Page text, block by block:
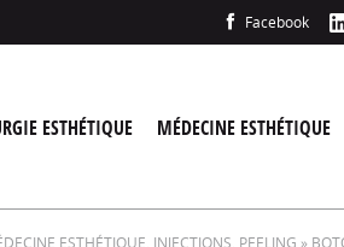
Facebook
ESTHÉTIQUE MÉDECINE ESTHÉTIQUE
ESTHÉTIQUE, INJECTIONS, PEELING »